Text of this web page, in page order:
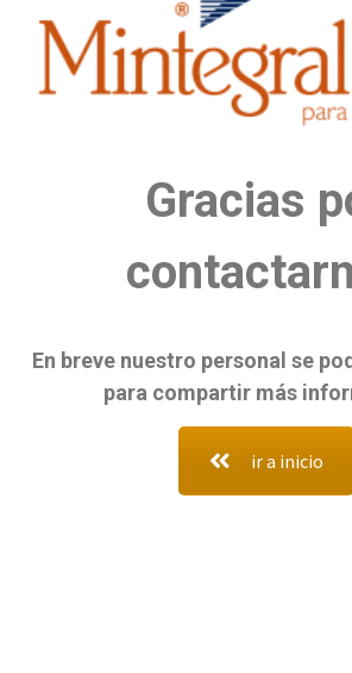
Gracias
En breve nuestro personal se
para compartir más
ir a inicio